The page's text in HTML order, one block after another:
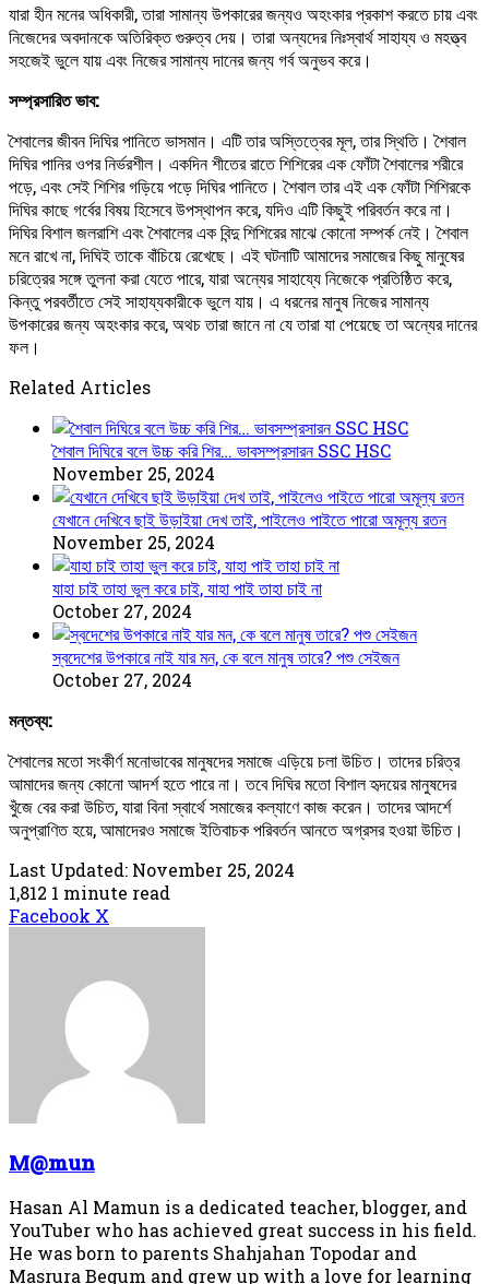
যারা হীন মনের অধিকারী, তারা সামান্য উপকারের জন্যও অহংকার প্রকাশ করতে চায় এবং
নিজেদের অবদানকে অতিরিক্ত গুরুত্ব দেয়। তারা অন্যদের নিঃস্বার্থ সাহায্য ও মহত্ত্ব
সহজেই ভুলে যায় এবং নিজের সামান্য দানের জন্য গর্ব অনুভব করে।
সম্প্রসারিত ভাব:
শৈবালের জীবন দিঘির পানিতে ভাসমান। এটি তার অস্তিত্বের মূল, তার স্থিতি। শৈবাল
দিঘির পানির ওপর নির্ভরশীল। একদিন শীতের রাতে শিশিরের এক ফোঁটা শৈবালের শরীরে
পড়ে, এবং সেই শিশির গড়িয়ে পড়ে দিঘির পানিতে। শৈবাল তার এই এক ফোঁটা শিশিরকে
দিঘির কাছে গর্বের বিষয় হিসেবে উপস্থাপন করে, যদিও এটি কিছুই পরিবর্তন করে না।
দিঘির বিশাল জলরাশি এবং শৈবালের এক বিন্দু শিশিরের মাঝে কোনো সম্পর্ক নেই। শৈবাল
মনে রাখে না, দিঘিই তাকে বাঁচিয়ে রেখেছে। এই ঘটনাটি আমাদের সমাজের কিছু মানুষের
চরিত্রের সঙ্গে তুলনা করা যেতে পারে, যারা অন্যের সাহায্যে নিজেকে প্রতিষ্ঠিত করে,
কিন্তু পরবর্তীতে সেই সাহায্যকারীকে ভুলে যায়। এ ধরনের মানুষ নিজের সামান্য
উপকারের জন্য অহংকার করে, অথচ তারা জানে না যে তারা যা পেয়েছে তা অন্যের দানের
ফল।
Related Articles
শৈবাল দিঘিরে বলে উচ্চ করি শির… ভাবসম্প্রসারন SSC HSC
November 25, 2024
যেখানে দেখিবে ছাই উড়াইয়া দেখ তাই, পাইলেও পাইতে পারো অমূল্য রতন
November 25, 2024
যাহা চাই তাহা ভুল করে চাই, যাহা পাই তাহা চাই না
October 27, 2024
স্বদেশের উপকারে নাই যার মন, কে বলে মানুষ তারে? পশু সেইজন
October 27, 2024
মন্তব্য:
শৈবালের মতো সংকীর্ণ মনোভাবের মানুষদের সমাজে এড়িয়ে চলা উচিত। তাদের চরিত্র
আমাদের জন্য কোনো আদর্শ হতে পারে না। তবে দিঘির মতো বিশাল হৃদয়ের মানুষদের
খুঁজে বের করা উচিত, যারা বিনা স্বার্থে সমাজের কল্যাণে কাজ করেন। তাদের আদর্শে
অনুপ্রাণিত হয়ে, আমাদেরও সমাজে ইতিবাচক পরিবর্তন আনতে অগ্রসর হওয়া উচিত।
Last Updated: November 25, 2024
1,812 1 minute read
Facebook X
M@mun
Hasan Al Mamun is a dedicated teacher, blogger, and
YouTuber who has achieved great success in his field.
He was born to parents Shahjahan Topodar and
Masrura Begum and grew up with a love for learning